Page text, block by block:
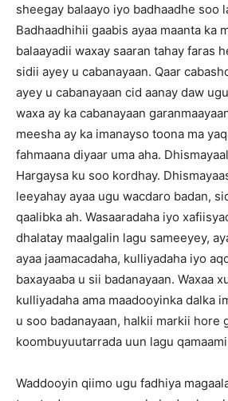
sheegay balaayo iyo badhaadhe soo
Badhaadhihii gaabis ayaa maanta ka
balaayadii waxay saaran tahay faras
sidii ayey u cabanayaan. Qaar
ayey u cabanayaan cid aanay daw
waxa ay ka cabanayaan
meesha ay ka imanayso toona ma
fahmaana diyaar uma aha.
Hargaysa ku soo kordhay.
leeyahay ayaa ugu wacdaro badan,
qaalibka ah. Wasaaradaha iyo
dhalatay maalgalin lagu sameeyey,
ayaa jaamacadaha, kulliyadaha iyo
baxayaaba u sii badanayaan. Waxaa
kulliyadaha ama maadooyinka dalka
u soo badanayaan, halkii markii hore
koombuyuutarrada uun lagu
Waddooyin qiimo ugu fadhiya